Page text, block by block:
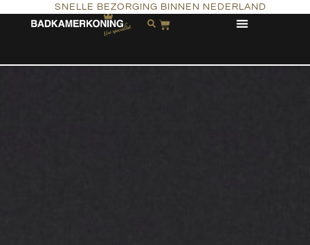
SNELLE BEZORGING BINNEN NEDERLAND